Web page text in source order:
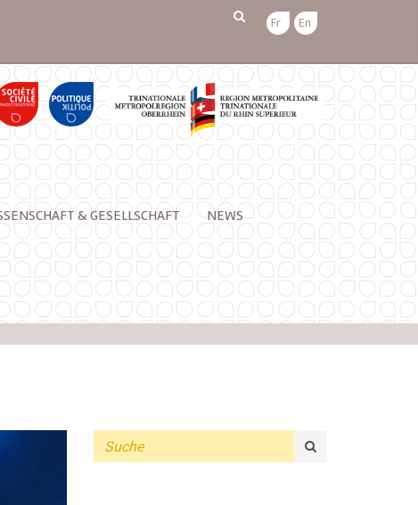
Fr En
& GESELLSCHAFT NEWS